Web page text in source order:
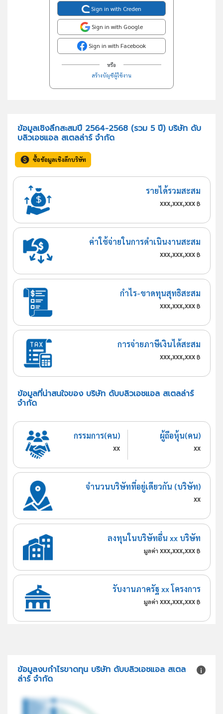
Sign in with Creden
Sign in with Google
Sign in with Facebook
หรือ
สร้างบัญชีผู้ใช้งาน
ข้อมูลเชิงลึกสะสมปี 2564-2568 (รวม 5 ปี) บริษัท ดับ
บลิวเอชแอล สเตลล่าร์ จำกัด
ซื้อข้อมูลเชิงลึกบริษัท
รายได้รวมสะสม
xxx,xxx,xxx฿
ค่าใช้จ่ายในการดำเนินงานสะสม
xxx,xxx,xxx฿
กำไร-ขาดทุนสุทธิสะสม
xxx,xxx,xxx฿
การจ่ายภาษีเงินได้สะสม
xxx,xxx,xxx฿
ข้อมูลที่น่าสนใจของ บริษัท ดับบลิวเอชแอล สเตลล่าร์
จำกัด
กรรมการ(คน)
xx
ผู้ถือหุ้น(คน)
xx
จำนวนบริษัทที่อยู่เดียวกัน (บริษัท)
xx
ลงทุนในบริษัทอื่น xx บริษัท
มูลค่า xxx,xxx,xxx ฿
รับงานภาครัฐ xx โครงการ
มูลค่า xxx,xxx,xxx ฿
ข้อมูลงบกำไรขาดทุน บริษัท ดับบลิวเอชแอล สเตล
ล่าร์ จำกัด